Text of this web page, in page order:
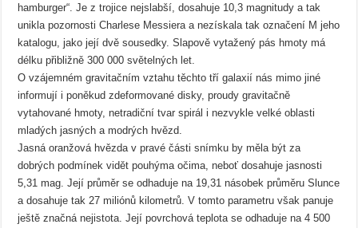
hamburger“. Je z trojice nejslabší, dosahuje 10,3 magnitudy a tak
unikla pozornosti Charlese Messiera a nezískala tak označení M jeho
katalogu, jako její dvě sousedky. Slapově vytažený pás hmoty má
délku přibližně 300 000 světelných let.
O vzájemném gravitačním vztahu těchto tří galaxií nás mimo jiné
informují i poněkud zdeformované disky, proudy gravitačně
vytahované hmoty, netradiční tvar spirál i nezvykle velké oblasti
mladých jasných a modrých hvězd.
Jasná oranžová hvězda v pravé části snímku by měla být za
dobrých podmínek vidět pouhýma očima, neboť dosahuje jasnosti
5,31 mag. Její průměr se odhaduje na 19,31 násobek průměru Slunce
a dosahuje tak 27 miliónů kilometrů. V tomto parametru však panuje
ještě značná nejistota. Její povrchová teplota se odhaduje na 4 500